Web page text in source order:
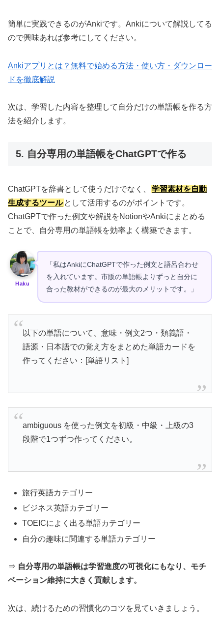
簡単に実践できるのがAnkiです。Ankiについて解説してる
ので興味あれば参考にしてください。
Ankiアプリとは？無料で始める方法・使い方・ダウンロー
ドを徹底解説
次は、学習した内容を整理して自分だけの単語帳を作る方
法を紹介します。
5. 自分専用の単語帳をChatGPTで作る
ChatGPTを辞書として使うだけでなく、
学習素材を自動
生成するツール として活用するのがポイントです。
ChatGPTで作った例文や解説をNotionやAnkiにまとめる
ことで、自分専用の単語帳を効率よく構築できます。
Haku
「私はAnkiにChatGPTで作った例文と語呂合わせ
を入れています。市販の単語帳よりずっと自分に
合った教材ができるのが最大のメリットです。」
以下の単語について、意味・例文2つ・類義語・
語源・日本語での覚え方をまとめた単語カードを
作ってください：[単語リスト]
ambiguous を使った例文を初級・中級・上級の3
段階で1つずつ作ってください。
旅行英語カテゴリー
ビジネス英語カテゴリー
TOEICによく出る単語カテゴリー
自分の趣味に関連する単語カテゴリー
⇒ 自分専用の単語帳は学習進度の可視化にもなり、モチ
ベーション維持に大きく貢献します。
次は、続けるための習慣化のコツを見ていきましょう。